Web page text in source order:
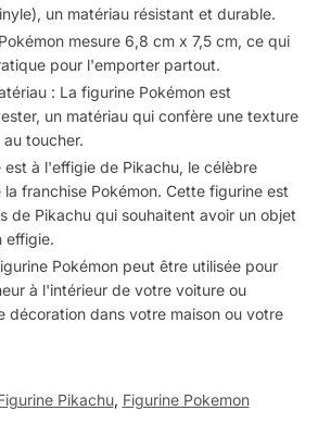
un matériau résistant et durable.
mesure 6,8 cm x 7,5 cm, ce qui
pour l'emporter partout.
: La figurine Pokémon est
un matériau qui confère une texture
toucher.
est à l'effigie de Pikachu, le célèbre
la franchise Pokémon. Cette figurine est
de Pikachu qui souhaitent avoir un objet
effigie.
Pokémon peut être utilisée pour
à l'intérieur de votre voiture ou
décoration dans votre maison ou votre
Pikachu, Figurine Pokemon